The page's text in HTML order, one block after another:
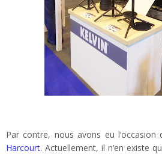
Par contre, nous avons eu
Harcourt. Actuellement, il n’en existe